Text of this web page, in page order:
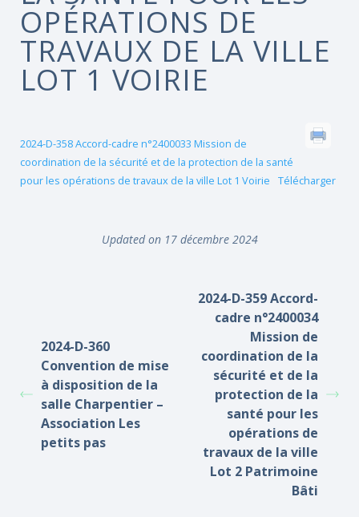
OPÉRATIONS DE
TRAVAUX DE LA VILLE
LOT 1 VOIRIE
2024-D-358 Accord-cadre n°2400033 Mission de
coordination de la sécurité et de la protection de la santé
pour les opérations de travaux de la ville Lot 1 Voirie
Télécharger
Updated on 17 décembre 2024
2024-D-360
Convention de mise
à disposition de la
salle Charpentier –
Association Les
petits pas
2024-D-359 Accord-
cadre n°2400034
Mission de
coordination de la
sécurité et de la
protection de la
santé pour les
opérations de
travaux de la ville
Lot 2 Patrimoine
Bâti